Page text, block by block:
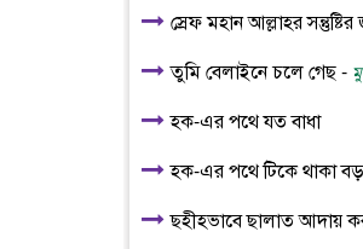
স্রেফ মহান আল্লাহর
তুমি বেলাইনে চলে গেছ -
হক-এর পথে যত বাধা
হক-এর পথে টিকে থাকা বড়
ছহীহভাবে ছালাত আদায়